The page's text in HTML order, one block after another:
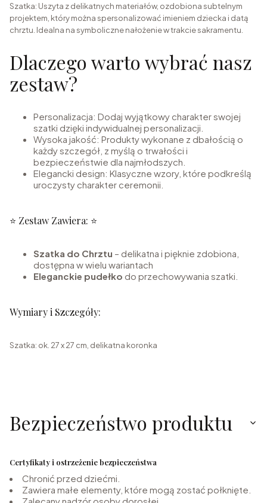
Szatka: Uszyta z delikatnych materiałów, ozdobiona subtelnym
projektem, który można spersonalizować imieniem dziecka i datą
chrztu. Idealna na symboliczne nałożenie w trakcie sakramentu.
Dlaczego warto wybrać nasz
zestaw?
Personalizacja: Dodaj wyjątkowy charakter swojej
szatki dzięki indywidualnej personalizacji.
Wysoka jakość: Produkty wykonane z dbałością o
każdy szczegół, z myślą o trwałości i
bezpieczeństwie dla najmłodszych.
Elegancki design: Klasyczne wzory, które podkreślą
uroczysty charakter ceremonii.
⭐ Zestaw Zawiera: ⭐
Szatka do Chrztu – delikatna i pięknie zdobiona,
dostępna w wielu wariantach
Eleganckie pudełko do przechowywania szatki.
Wymiary i Szczegóły:
Szatka: ok. 27 x 27 cm, delikatna koronka
Bezpieczeństwo produktu
Certyfikaty i ostrzeżenie bezpieczeństwa
Chronić przed dziećmi.
Zawiera małe elementy, które mogą zostać połknięte.